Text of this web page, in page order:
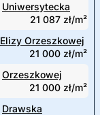
Uniwersytecka
21 087 zł/m²
Elizy Orzeszkowej
21 000 zł/m²
Orzeszkowej
21 000 zł/m²
Drawska